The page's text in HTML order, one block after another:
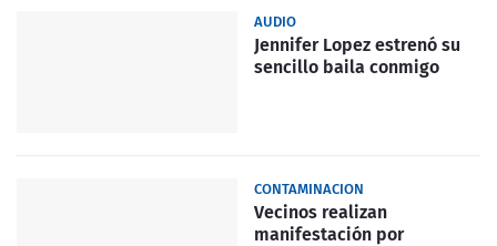
AUDIO
Jennifer Lopez estrenó su
sencillo baila conmigo
CONTAMINACION
Vecinos realizan
manifestación por